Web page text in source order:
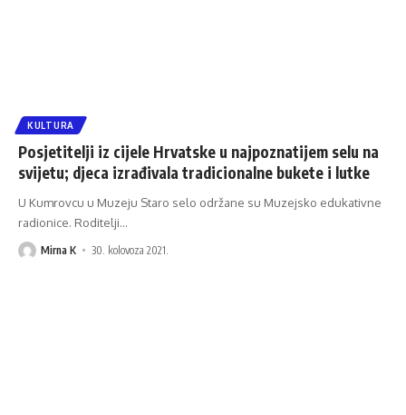
KULTURA
Posjetitelji iz cijele Hrvatske u najpoznatijem selu na
svijetu; djeca izrađivala tradicionalne bukete i lutke
U Kumrovcu u Muzeju Staro selo održane su Muzejsko edukativne
radionice. Roditelji…
Mirna K 30. kolovoza 2021.